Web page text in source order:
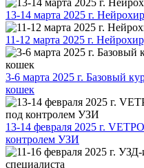
13-14 марта 2025 г.
11-12 марта 2025 г.
3-6 марта 2025 г. Базовый
кошек
13-14 февраля 2025 г.
контролем УЗИ